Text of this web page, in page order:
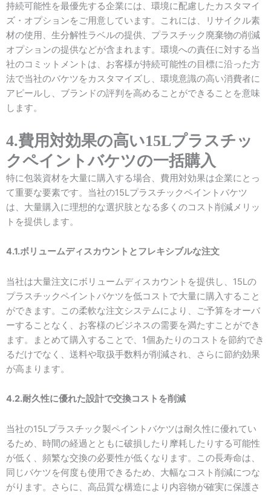
持続可能性を最優先する企業には、環境に配慮したカスタマイ
ズ・オプションをご用意しています。これには、リサイクル素
材の使用、生分解性ラベルの提供、プラスチック廃棄物の削減
オプションの提供などが含まれます。環境への責任に対する当
社のコミットメントは、お客様が持続可能性の目標に沿った方
法で当社のバケツをカスタマイズし、環境意識の高い消費者に
アピールし、ブランドの評判を高めることができることを意味
します。
4.費用対効果の高い15Lプラスチッ
クペイントバケツの一括購入
特に包装資材を大量に購入する場合、費用対効果は企業にとっ
て重要な要素です。当社の15Lプラスチックペイントバケツ
は、大量購入に理想的な選択肢となる多くのコスト削減メリッ
トを提供します。
4.1.ボリュームディスカウントとフレキシブルな注文
当社は大量注文にボリュームディスカウントを提供し、15Lの
プラスチックペイントバケツを低コストで大量に購入すること
ができます。この柔軟な注文システムにより、ご予算をオーバ
ーすることなく、お客様のビジネスの需要を満たすことができ
ます。まとめて購入することで、1個あたりのコストを節約でき
るだけでなく、送料や取扱手数料が削減され、さらに節約効果
が高まります。
4.2.耐久性に優れた設計で交換コストを削減
当社の15Lプラスチック製ペイントバケツは耐久性に優れてい
るため、時間の経過とともに破損したり摩耗したりする可能性
が低く、頻繁な交換の必要性が低くなります。この長寿命は、
同じバケツを何度も使用できるため、大幅なコスト削減につな
がります。さらに、高品質な構造により内容物が確実に保護さ